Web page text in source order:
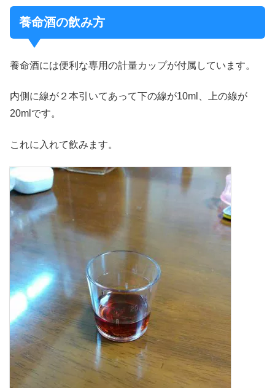
養命酒の飲み方
養命酒には便利な専用の計量カップが付属しています。
内側に線が２本引いてあって下の線が10ml、上の線が
20mlです。
これに入れて飲みます。